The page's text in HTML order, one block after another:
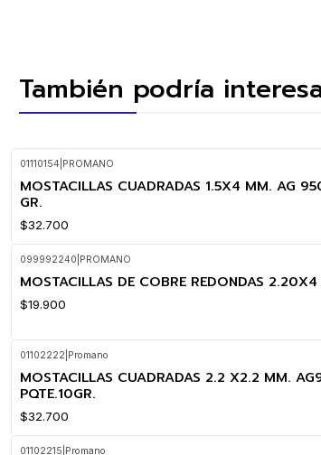
También podría
01110154 PROMANO
MOSTACILLAS CUADRADAS 1.5X4 MM. AG
GR.
$32.700
099992240 PROMANO
MOSTACILLAS DE COBRE REDONDAS
$19.900
01102222 Promano
MOSTACILLAS CUADRADAS 2.2 X2.2 MM.
PQTE.10GR.
$32.700
01102215 Promano